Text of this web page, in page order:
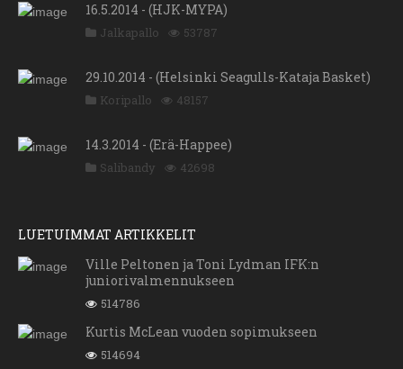
16.5.2014 - (HJK-MYPA)
Jalkapallo 53787
29.10.2014 - (Helsinki Seagulls-Kataja Basket)
Koripallo 48157
14.3.2014 - (Erä-Happee)
Salibandy 42698
LUETUIMMAT ARTIKKELIT
Ville Peltonen ja Toni Lydman IFK:n
juniorivalmennukseen
514786
Kurtis McLean vuoden sopimukseen
514694